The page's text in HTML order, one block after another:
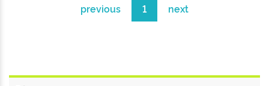
previous 1 next